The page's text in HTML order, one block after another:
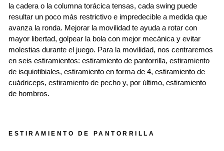
la cadera o la columna torácica tensas, cada swing puede
resultar un poco más restrictivo e impredecible a medida que
avanza la ronda. Mejorar la movilidad te ayuda a rotar con
mayor libertad, golpear la bola con mejor mecánica y evitar
molestias durante el juego. Para la movilidad, nos centraremos
en seis estiramientos: estiramiento de pantorrilla, estiramiento
de isquiotibiales, estiramiento en forma de 4, estiramiento de
cuádriceps, estiramiento de pecho y, por último, estiramiento
de hombros.
ESTIRAMIENTO DE PANTORRILLA